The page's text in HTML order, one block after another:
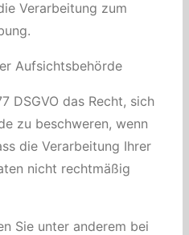
Verarbeitung zum
Aufsichtsbehörde
DSGVO das Recht, sich
zu beschweren, wenn
die Verarbeitung Ihrer
nicht rechtmäßig
Sie unter anderem bei